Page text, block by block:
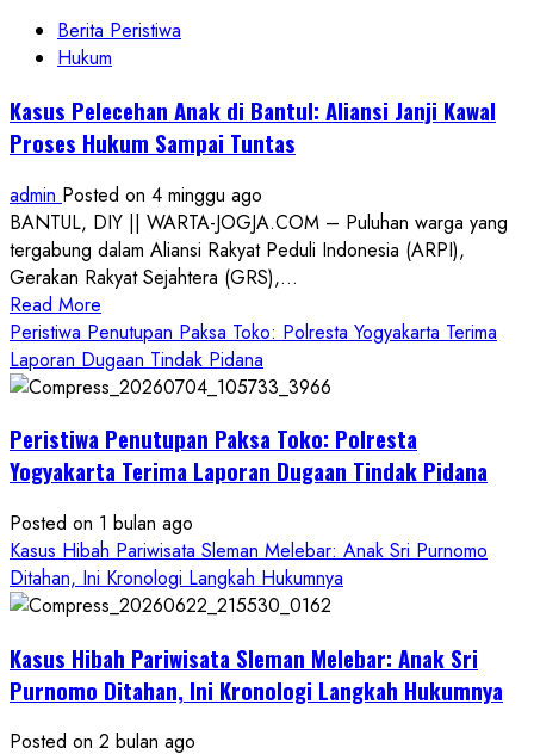
Berita Peristiwa
Hukum
Kasus Pelecehan Anak di Bantul: Aliansi Janji Kawal
Proses Hukum Sampai Tuntas
admin Posted on 4 minggu ago
BANTUL, DIY || WARTA-JOGJA.COM – Puluhan warga yang
tergabung dalam Aliansi Rakyat Peduli Indonesia (ARPI),
Gerakan Rakyat Sejahtera (GRS),...
Read More
more
about
Kasus
Anak
di
Aliansi
Janji
Kawal
Proses
Sampai
Tuntas
Peristiwa Penutupan Paksa Toko: Polresta Yogyakarta Terima
Laporan Dugaan Tindak Pidana
Peristiwa Penutupan Paksa Toko: Polresta
Yogyakarta Terima Laporan Dugaan Tindak Pidana
Posted on 1 bulan ago
Kasus Hibah Pariwisata Sleman Melebar: Anak Sri Purnomo
Ditahan, Ini Kronologi Langkah Hukumnya
Kasus Hibah Pariwisata Sleman Melebar: Anak Sri
Purnomo Ditahan, Ini Kronologi Langkah Hukumnya
Posted on 2 bulan ago